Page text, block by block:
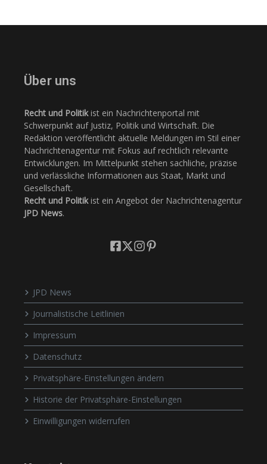
Über uns
Recht und Politikist ein Nachrichtenportal mit
Schwerpunkt auf Justiz, Politik und Wirtschaft. Die
Redaktion veröffentlicht aktuelle Meldungen im Stil einer
Nachrichtenagentur mit Fokus auf rechtlich relevante
Entwicklungen. Im Mittelpunkt stehen sachliche, präzise
und verlässliche Informationen aus Staat, Markt und
Gesellschaft.
Recht und Politikist ein Angebot der Nachrichtenagentur
JPD News.
JPD News
Journalistische Leitlinien
Impressum
Datenschutz
Privatsphäre-Einstellungen ändern
Historie der Privatsphäre-Einstellungen
Einwilligungen widerrufen